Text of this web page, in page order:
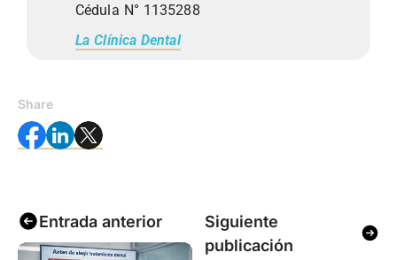
Cédula N° 1135288
La Clínica Dental
Share
Entrada anterior
Siguiente
publicación